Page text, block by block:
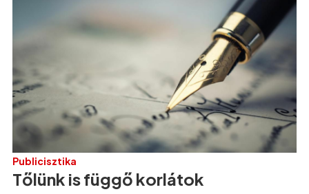
Publicisztika
Tőlünk is függő korlátok